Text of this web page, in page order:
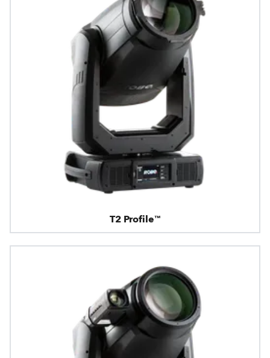
T2 Profile™